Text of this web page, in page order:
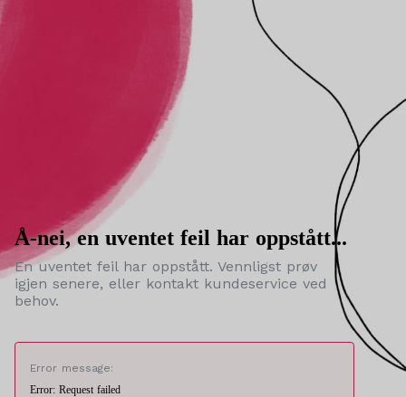
Å-nei, en uventet feil har oppstått...
En uventet feil har oppstått. Vennligst prøv
igjen senere, eller kontakt kundeservice ved
behov.
Error message:
Error: Request failed